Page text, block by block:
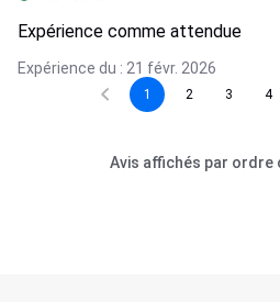
Expérience comme attendue
Expérience du : 21 févr. 2026
1 2 3 4
Avis affichés par ordre